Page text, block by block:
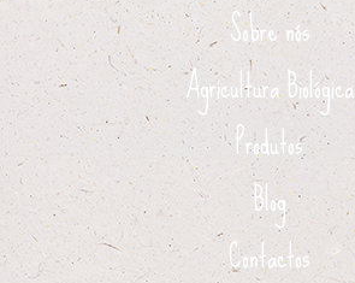
Sobre nós
Agricultura Biológica
Produtos
Blog
Contactos